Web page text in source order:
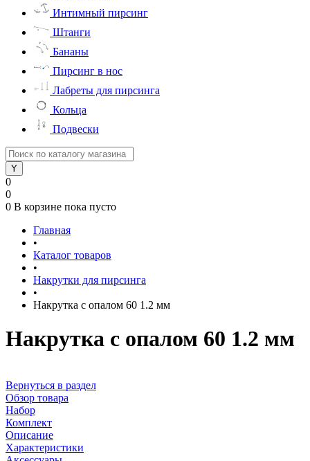
Интимный пирсинг
Штанги
Бананы
Пирсинг в нос
Лабреты для пирсинга
Кольца
Подвески
0
0
0 В корзине пока пусто
Главная
•
Каталог товаров
•
Накрутки для пирсинга
•
Накрутка с опалом 60 1.2 мм
Накрутка с опалом 60 1.2 мм
Вернуться в раздел
Обзор товара
Набор
Комплект
Описание
Характеристики